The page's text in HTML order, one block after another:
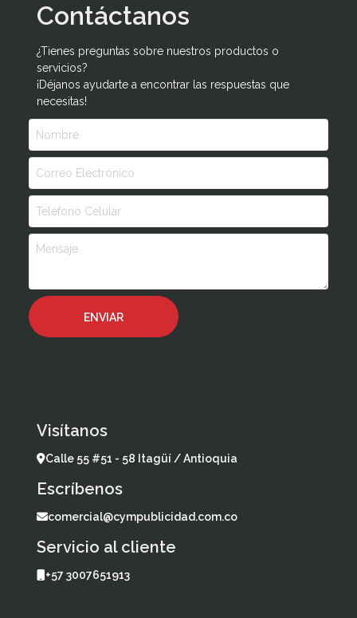
Contáctanos
¿Tienes preguntas sobre nuestros productos o
servicios?
¡Déjanos ayudarte a encontrar las respuestas que
necesitas!
Visítanos
Calle 55 #51 - 58 Itagüí / Antioquia
Escríbenos
comercial@cympublicidad.com.co
Servicio al cliente
+57 3007651913